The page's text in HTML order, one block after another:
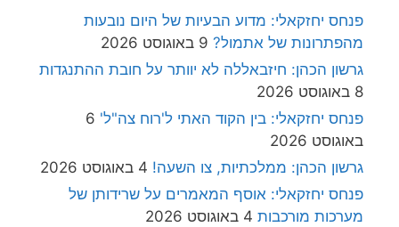
פנחס יחזקאלי: מדוע הבעיות של היום נובעות
מהפתרונות של אתמול? 9 באוגוסט 2026
גרשון הכהן: חיזבאללה לא יוותר על חובת ההתנגדות
8 באוגוסט 2026
פנחס יחזקאלי: בין הקוד האתי ל'רוח צה"ל' 6
באוגוסט 2026
גרשון הכהן: ממלכתיות, צו השעה! 4 באוגוסט 2026
פנחס יחזקאלי: אוסף המאמרים על שרידותן של
מערכות מורכבות 4 באוגוסט 2026